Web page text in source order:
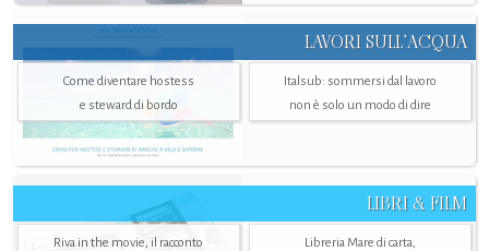
LAVORI SULL’ACQUA
Come diventare hostess
e steward di bordo
Italsub: sommersi dal lavoro
non è solo un modo di dire
LIBRI & FILM
Riva in the movie, il racconto
Libreria Mare di carta,